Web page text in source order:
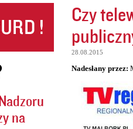
na
Czy
28.08.2015
Nadesłany przez: